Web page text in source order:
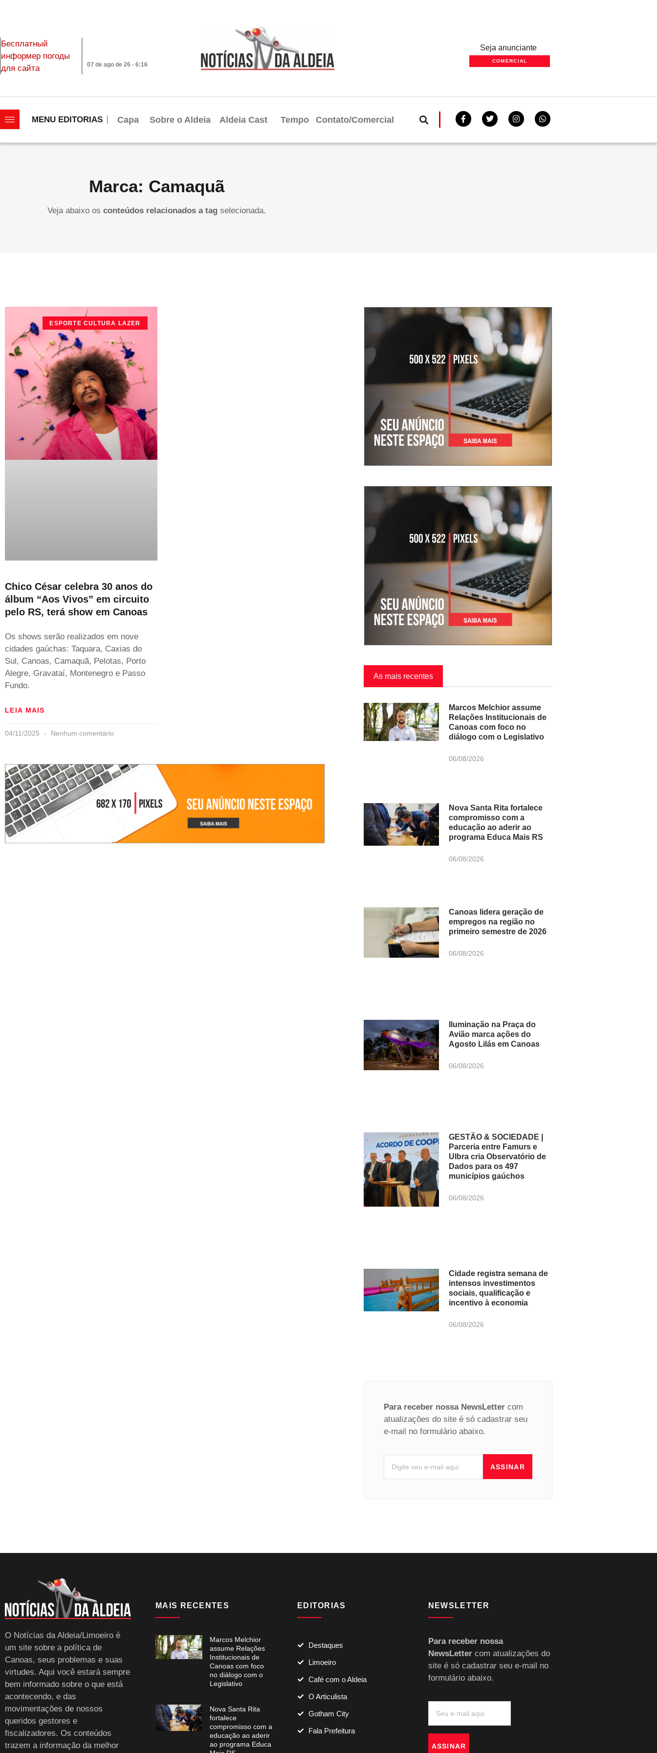
Бесплатный
информер погоды
для сайта
07 de ago de 26 - 6:16
Seja anunciante
COMERCIAL
MENU EDITORIAS Capa Sobre o Aldeia Aldeia Cast Tempo Contato/Comercial
Marca: Camaquã
Veja abaixo os conteúdos relacionados a tagselecionada.
ESPORTE CULTURA LAZER
Chico César celebra 30 anos do
álbum “Aos Vivos” em circuito
pelo RS, terá show em Canoas
Os shows serão realizados em nove
cidades gaúchas: Taquara, Caxias do
Sul, Canoas, Camaquã, Pelotas, Porto
Alegre, Gravataí, Montenegro e Passo
Fundo.
LEIA MAIS
04/11/2025 Nenhum comentário
As mais recentes
Marcos Melchior assume
Relações Institucionais de
Canoas com foco no
diálogo com o Legislativo
06/08/2026
Nova Santa Rita fortalece
compromisso com a
educação ao aderir ao
programa Educa Mais RS
06/08/2026
Canoas lidera geração de
empregos na região no
primeiro semestre de 2026
06/08/2026
Iluminação na Praça do
Avião marca ações do
Agosto Lilás em Canoas
06/08/2026
GESTÃO & SOCIEDADE |
Parceria entre Famurs e
Ulbra cria Observatório de
Dados para os 497
municípios gaúchos
06/08/2026
Cidade registra semana de
intensos investimentos
sociais, qualificação e
incentivo à economia
06/08/2026
Para receber nossa NewsLetter com
atualizações do site é só cadastrar seu
e-mail no formulário abaixo.
ASSINAR
O Notícias da Aldeia/Limoeiro é
um site sobre a política de
Canoas, seus problemas e suas
virtudes. Aqui você estará sempre
bem informado sobre o que está
acontecendo, e das
movimentações de nossos
queridos gestores e
fiscalizadores. Os conteúdos
trazem a informação da melhor
MAIS RECENTES
Marcos Melchior
assume Relações
Institucionais de
Canoas com foco
no diálogo com o
Legislativo
Nova Santa Rita
fortalece
compromisso com a
educação ao aderir
ao programa Educa
EDITORIAS
Destaques
Limoeiro
Café com o Aldeia
O Articulista
Gotham City
Fala Prefeitura
NEWSLETTER
Para receber nossa
NewsLettercom atualizações do
site é só cadastrar seu e-mail no
formulário abaixo.
ASSINAR